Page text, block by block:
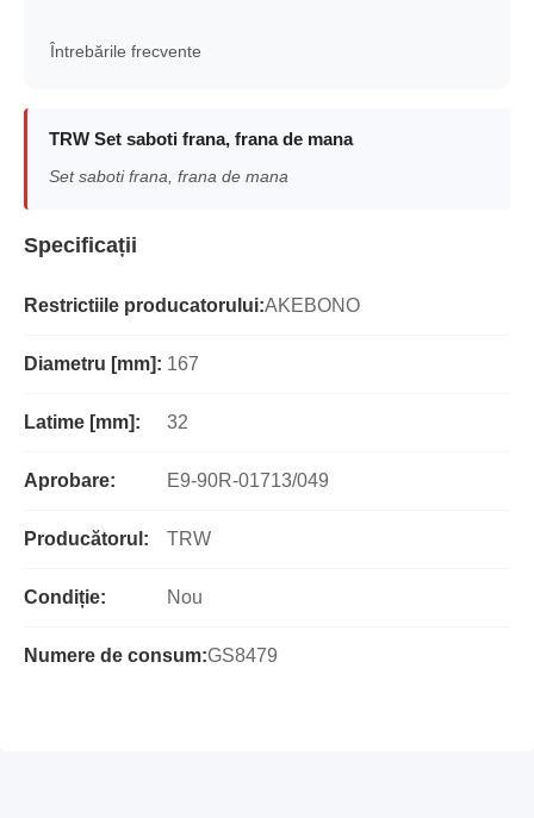
Întrebările frecvente
TRW Set saboti frana, frana de mana
Set saboti frana, frana de mana
Specificații
Restrictiile producatorului:AKEBONO
Diametru [mm]: 167
Latime [mm]: 32
Aprobare: E9-90R-01713/049
Producătorul: TRW
Condiție: Nou
Numere de consum:GS8479